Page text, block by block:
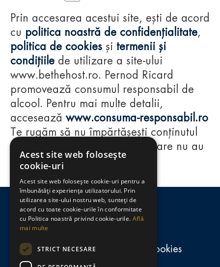
Regulamente
consumă-responsabil.ro
Politica de confidențialitate și cookies
Prin accesarea acestui site, ești de acord
cu politica noastră de confidențialitate,
politica de cookies și termenii și
condițiile de utilizare a site-ului
www.bethehost.ro. Pernod Ricard
promovează consumul responsabil de
alcool. Pentru mai multe detalii,
accesează www.consuma-responsabil.ro
Te rugăm să nu împărtășești conținutul
acestui website cu persoane care nu au
împlinit vârsta de 18 ani.
Acest site web folosește
cookie-uri
Acest site web folosește cookie-uri pentru a
îmbunătăți experiența utilizatorului. Prin
utilizarea site-ului nostru web, sunteți de
acord cu toate cookie-urile în conformitate
cu Politica noastră privind cookie-urile. Află
mai multe
STRICT NECESARE